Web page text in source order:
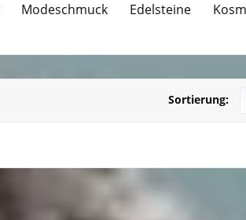
Modeschmuck Edelsteine
Sortierung: